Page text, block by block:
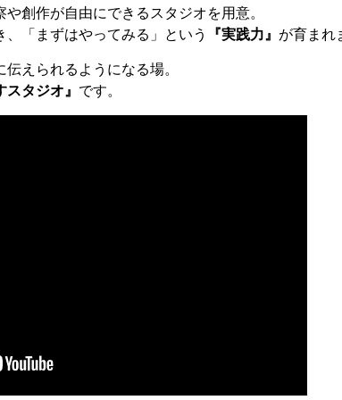
創作が自由にできるスタジオを用意。
「まずはやってみる」という
『実践力』 が育まれ
えられるようになる場。
スタジオ』 です。